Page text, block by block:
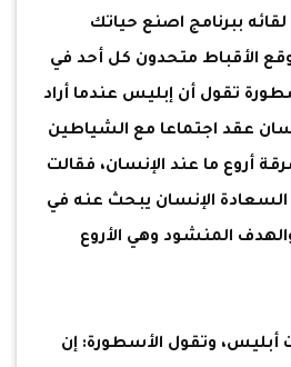
ببرنامج اصنع حياتك
الأقباط متحدون كل أحد في
تقول أن إبليس عندما أراد
عقد اجتماعا مع الشياطين
أروع ما عند الإنسان، فقالت
الإنسان يبحث عنه في
المنشود وهي الأروع
أبليس، وتقول الأسطورة: إن